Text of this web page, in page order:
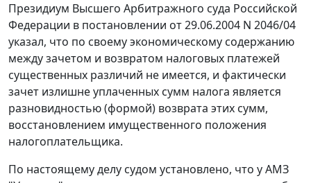
Президиум Высшего Арбитражного суда Российской
Федерации в постановлении от 29.06.2004 N 2046/04
указал, что по своему экономическому содержанию
между зачетом и возвратом налоговых платежей
существенных различий не имеется, и фактически
зачет излишне уплаченных сумм налога является
разновидностью (формой) возврата этих сумм,
восстановлением имущественного положения
налогоплательщика.
По настоящему делу судом установлено, что у АМЗ